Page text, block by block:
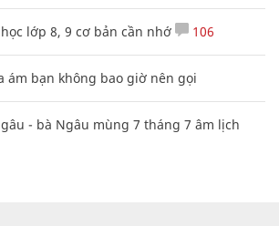
lớp 8, 9 cơ bản cần nhớ 106
ám bạn không bao giờ nên gọi
- bà Ngâu mùng 7 tháng 7 âm lịch